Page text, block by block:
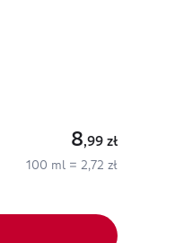
8,99 zł
100 ml = 2,72 zł